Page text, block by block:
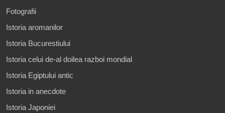
Fotografii
Istoria aromanilor
Istoria Bucurestiului
Istoria celui de-al doilea razboi mondial
Istoria Egiptului antic
Istoria in anecdote
Istoria Japoniei